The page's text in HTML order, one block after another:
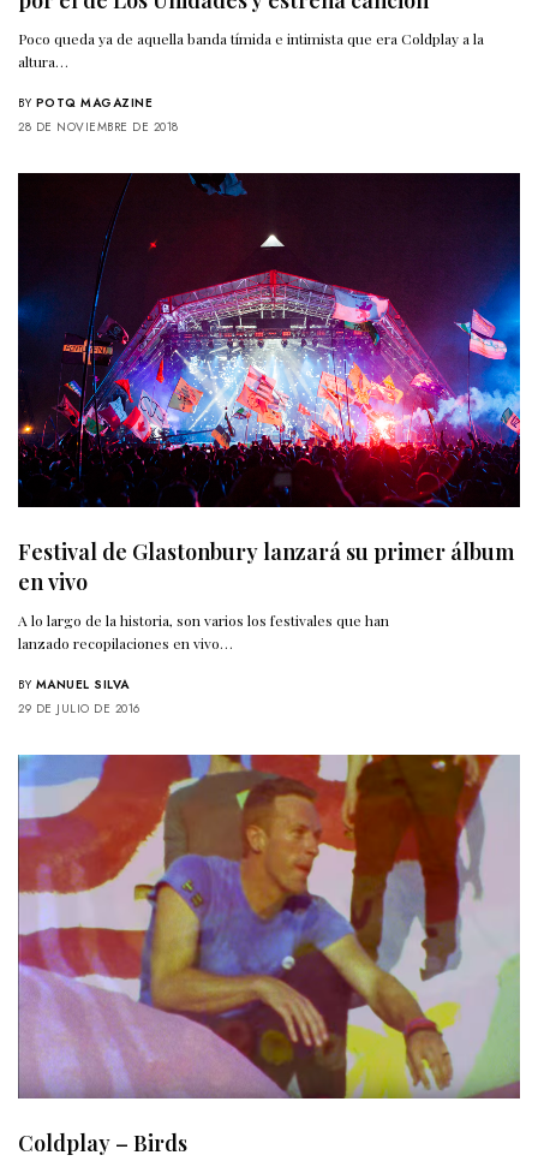
Poco queda ya de aquella banda tímida e intimista que era Coldplay a la
altura…
BY POTQ MAGAZINE
28 DE NOVIEMBRE DE 2018
Festival de Glastonbury lanzará su primer álbum
en vivo
A lo largo de la historia, son varios los festivales que han
lanzado recopilaciones en vivo…
BY MANUEL SILVA
29 DE JULIO DE 2016
Coldplay – Birds